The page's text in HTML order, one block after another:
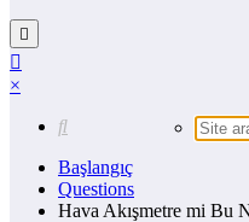
×
Başlangıç
Questions
Hava Akışmetre mi Bu